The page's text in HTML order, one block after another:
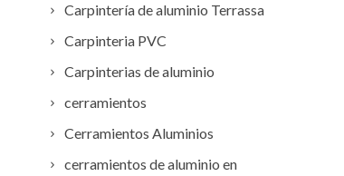
Carpintería de aluminio Terrassa
Carpinteria PVC
Carpinterias de aluminio
cerramientos
Cerramientos Aluminios
cerramientos de aluminio en